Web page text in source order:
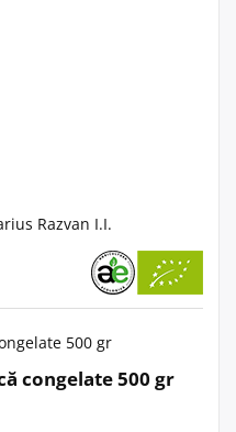
Razvan I.I.
congelate 500 gr